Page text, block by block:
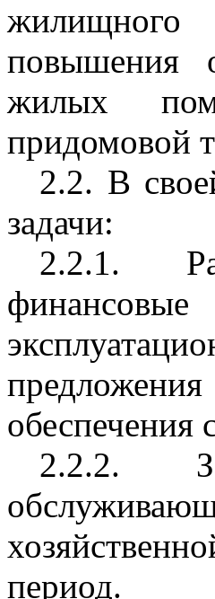
жилищного
повышения
жилых
придомовой
2.2. В
задачи:
2.2.1.
2.2.2.
период.